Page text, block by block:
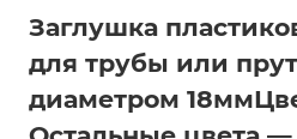
Заглушка
для трубы или
диаметром 18мм